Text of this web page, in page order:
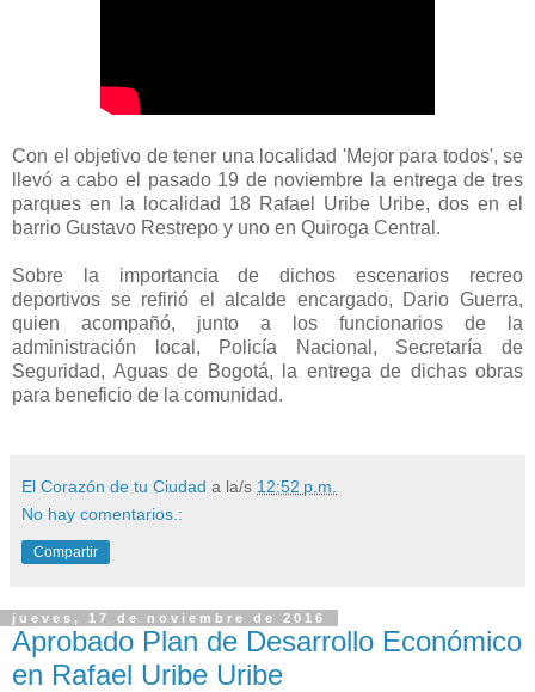
Con el objetivo de tener una localidad 'Mejor para todos', se
llevó a cabo el pasado 19 de noviembre la entrega de tres
parques en la localidad 18 Rafael Uribe Uribe, dos en el
barrio Gustavo Restrepo y uno en Quiroga Central.
Sobre la importancia de dichos escenarios recreo
deportivos se refirió el alcalde encargado, Dario Guerra,
quien acompañó, junto a los funcionarios de la
administración local, Policía Nacional, Secretaría de
Seguridad, Aguas de Bogotá, la entrega de dichas obras
para beneficio de la comunidad.
El Corazón de tu Ciudad a la/s 12:52 p.m.
No hay comentarios.:
Compartir
jueves, 17 de noviembre de 2016
Aprobado Plan de Desarrollo Económico
en Rafael Uribe Uribe